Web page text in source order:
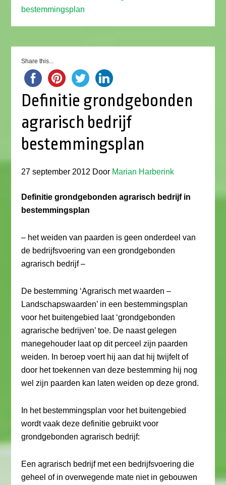
bestemmingsplan
Share this...
Definitie grondgebonden
agrarisch bedrijf
bestemmingsplan
27 september 2012 Door Marian Harberink
Definitie grondgebonden agrarisch bedrijf in
bestemmingsplan
– het weiden van paarden is geen onderdeel van
de bedrijfsvoering van een grondgebonden
agrarisch bedrijf –
De bestemming ‘Agrarisch met waarden –
Landschapswaarden’ in een bestemmingsplan
voor het buitengebied laat ‘grondgebonden
agrarische bedrijven’ toe. De naast gelegen
manegehouder laat op dit perceel zijn paarden
weiden. In beroep voert hij aan dat hij twijfelt of
door het toekennen van deze bestemming hij nog
wel zijn paarden kan laten weiden op deze grond.
In het bestemmingsplan voor het buitengebied
wordt vaak deze definitie gebruikt voor
grondgebonden agrarisch bedrijf:
Een agrarisch bedrijf met een bedrijfsvoering die
geheel of in overwegende mate niet in gebouwen